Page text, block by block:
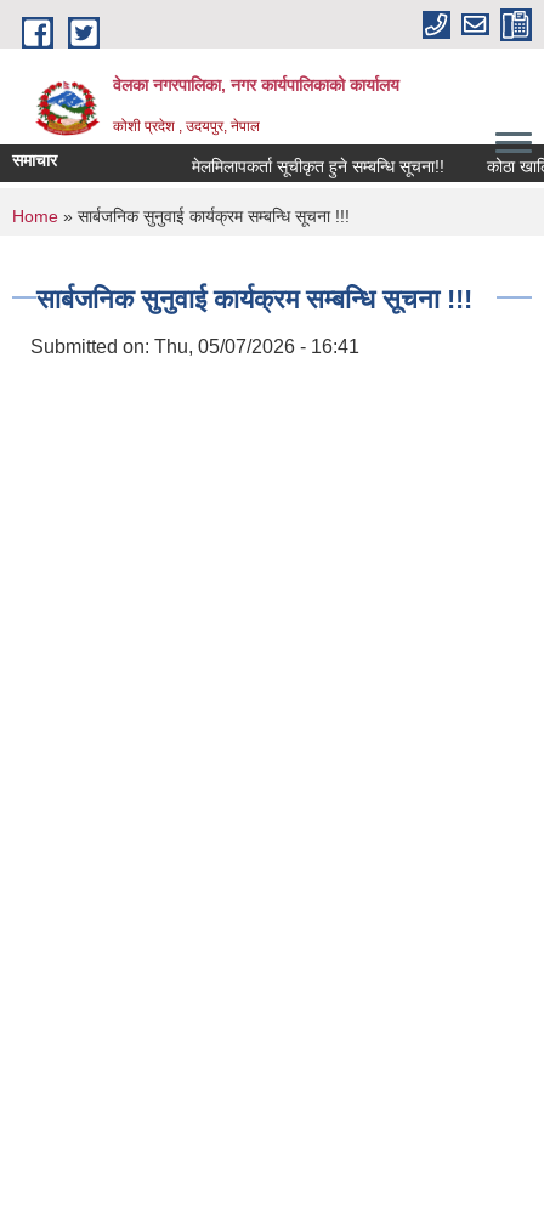
Skip to main content
वेलका नगरपालिका, नगर कार्यपालिकाको कार्यालय
कोशी प्रदेश , उदयपुर, नेपाल
समाचार मेलमिलापकर्ता सूचीकृत हुने सम्बन्धि सूचना!! कोठा खालि
You are here
Home » सार्बजनिक सुनुवाई कार्यक्रम सम्बन्धि सूचना !!!
सार्बजनिक सुनुवाई कार्यक्रम सम्बन्धि सूचना !!!
Submitted on: Thu, 05/07/2026 - 16:41